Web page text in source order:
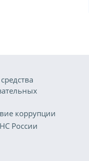
коррупции
России